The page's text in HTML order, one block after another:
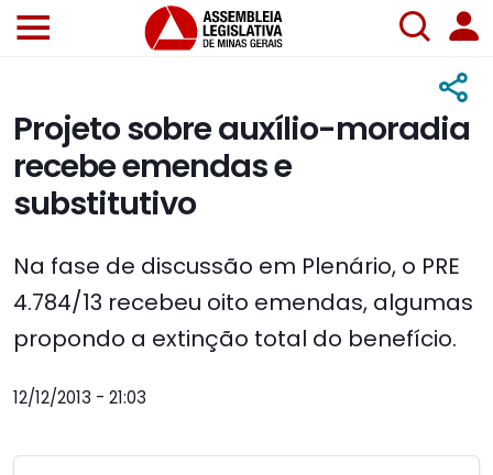
Projeto sobre auxílio-moradia
recebe emendas e
substitutivo
Na fase de discussão em Plenário, o PRE
4.784/13 recebeu oito emendas, algumas
propondo a extinção total do benefício.
12/12/2013 - 21:03